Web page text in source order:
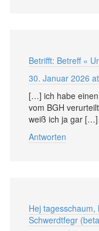
Betrifft: Betreff «
30. Januar 2026
[…] ich habe
vom BGH
weiß ich ja gar […]
Antworten
Hej
Schwerdtfegr